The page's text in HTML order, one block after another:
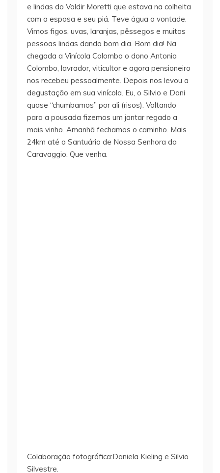
e lindas do Valdir Moretti que estava na colheita
com a esposa e seu piá. Teve água a vontade.
Vimos figos, uvas, laranjas, pêssegos e muitas
pessoas lindas dando bom dia. Bom dia! Na
chegada a Vinícola Colombo o dono Antonio
Colombo, lavrador, viticultor e agora pensioneiro
nos recebeu pessoalmente. Depois nos levou a
degustação em sua vinícola. Eu, o Silvio e Dani
quase “chumbamos” por ali (risos). Voltando
para a pousada fizemos um jantar regado a
mais vinho. Amanhã fechamos o caminho. Mais
24km até o Santuário de Nossa Senhora do
Caravaggio. Que venha.
Colaboração fotográfica:Daniela Kieling e Silvio
Silvestre.